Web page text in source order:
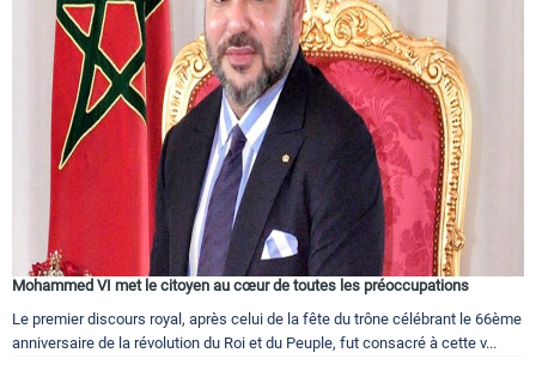
Mohammed VI met le citoyen au cœur de toutes les préoccupations
Le premier discours royal, après celui de la fête du trône célébrant le 66ème
anniversaire de la révolution du Roi et du Peuple, fut consacré à cette v...